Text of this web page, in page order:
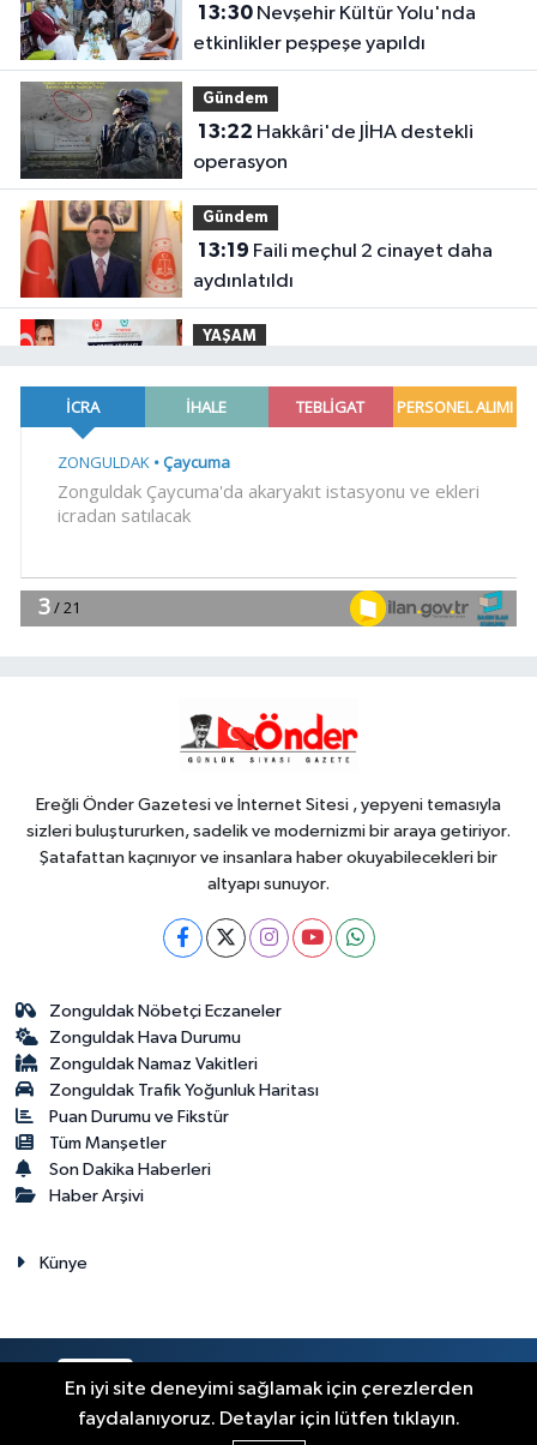
13:30Nevşehir Kültür Yolu'nda
etkinlikler peşpeşe yapıldı
Gündem
13:22
operasyon
Gündem
13:19
aydınlatıldı
YAŞAM
Keçiören'de attı
13:10 Konya Bisiklet Festivali'nin
13:07
coşkuyla açtı
Ereğli Önder Gazetesi ve İnternet Sitesi , yepyeni temasıyla
sizleri buluştururken, sadelik ve modernizmi bir araya getiriyor.
Şatafattan kaçınıyor ve insanlara haber okuyabilecekleri bir
altyapı sunuyor.
Zonguldak Nöbetçi Eczaneler
Zonguldak Hava Durumu
Zonguldak Namaz Vakitleri
Zonguldak Trafik Yoğunluk Haritası
Puan Durumu ve Fikstür
Tüm Manşetler
Son Dakika Haberleri
Haber Arşivi
Künye
RSS Copyright © 2023. Her hakkı saklıdır.
En iyi site deneyimi sağlamak için çerezlerden
faydalanıyoruz. Detaylar için lütfen tıklayın.